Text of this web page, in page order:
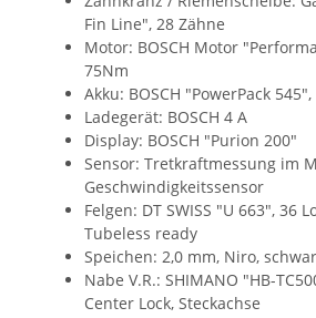
Fin Line", 28 Zähne
Motor: BOSCH Motor
75Nm
Akku: BOSCH "PowerPack
Ladegerät: BOSCH 4 A
Display: BOSCH "Purion 200"
Sensor: Tretkraftmessung im
Geschwindigkeitssensor
Felgen: DT SWISS "U 663", 36
Tubeless ready
Speichen: 2,0 mm, Niro,
Nabe V.R.: SHIMANO "HB-
Center Lock, Steckachse